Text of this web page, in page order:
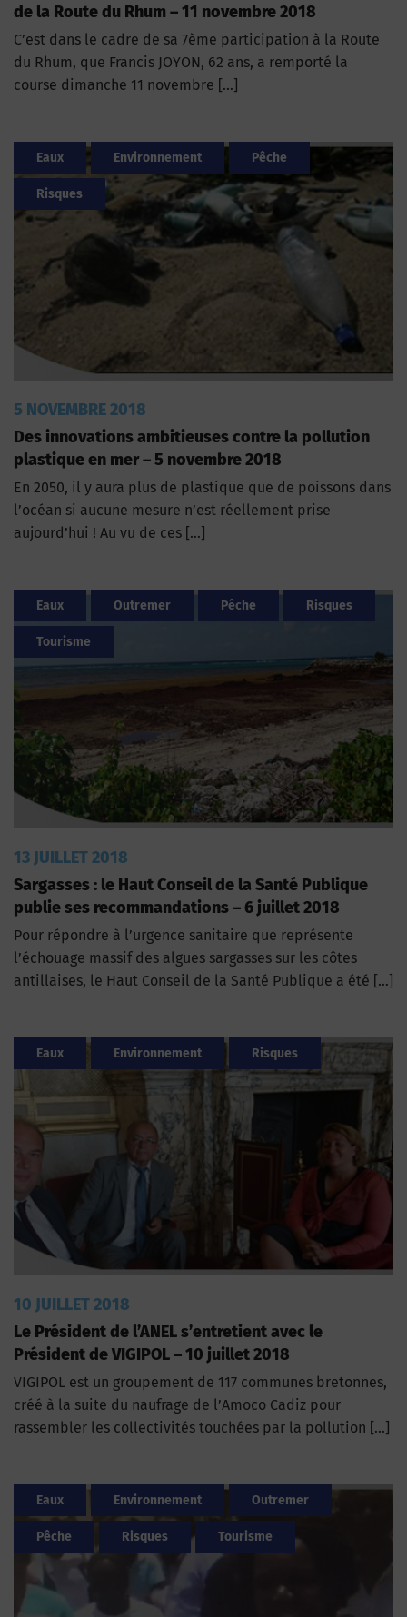
de la Route du Rhum – 11 novembre 2018
C’est dans le cadre de sa 7ème participation à la Route
du Rhum, que Francis JOYON, 62 ans, a remporté la
course dimanche 11 novembre […]
Eaux Environnement Pêche
Risques
5 NOVEMBRE 2018
Des innovations ambitieuses contre la pollution
plastique en mer – 5 novembre 2018
En 2050, il y aura plus de plastique que de poissons dans
l’océan si aucune mesure n’est réellement prise
aujourd’hui ! Au vu de ces […]
Eaux Outremer Pêche Risques
Tourisme
13 JUILLET 2018
Sargasses : le Haut Conseil de la Santé Publique
publie ses recommandations – 6 juillet 2018
Pour répondre à l’urgence sanitaire que représente
l’échouage massif des algues sargasses sur les côtes
antillaises, le Haut Conseil de la Santé Publique a été […]
Eaux Environnement Risques
10 JUILLET 2018
Le Président de l’ANEL s’entretient avec le
Président de VIGIPOL – 10 juillet 2018
VIGIPOL est un groupement de 117 communes bretonnes,
créé à la suite du naufrage de l’Amoco Cadiz pour
rassembler les collectivités touchées par la pollution […]
Eaux Environnement Outremer
Pêche Risques Tourisme